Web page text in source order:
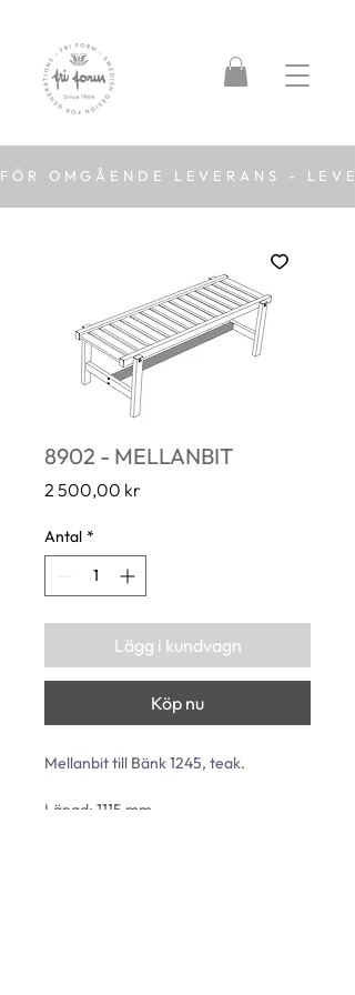
FÖR OMGÅENDE LEVERANS -
8902 - MELLANBIT
2 500,00 kr
Antal *
Lägg i kundvagn
Köp nu
Mellanbit till Bänk 1245, teak.
Längd: 1115 mm